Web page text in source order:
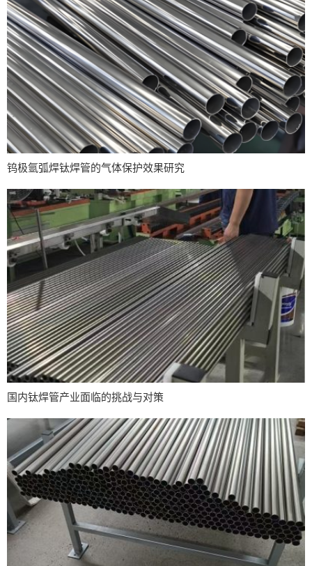
钨极氩弧焊钛焊管的气体保护效果研究
国内钛焊管产业面临的挑战与对策